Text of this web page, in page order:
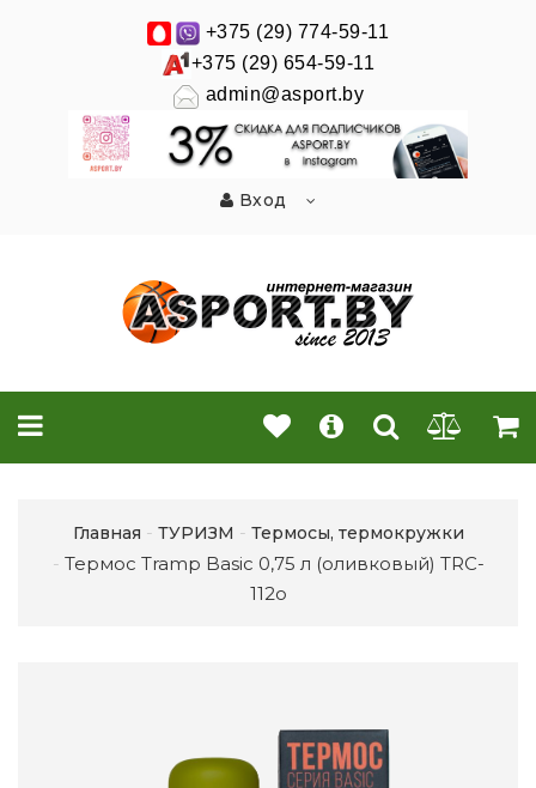
+375 (29) 774-59-11
+375 (29) 654-59-11
admin@asport.by
Вход
Главная ТУРИЗМ Термосы, термокружки
Термос Tramp Basic 0,75 л (оливковый) TRC-
112о